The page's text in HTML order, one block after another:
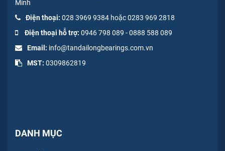
Minh
Điện thoại: 028 3969 9384 hoặc 0283 969 2818
Điện thoại hỗ trợ: 0946 798 089 -0888 588 089
Email: info@tandailongbearings.com.vn
MST: 0309862819
DANH MỤC